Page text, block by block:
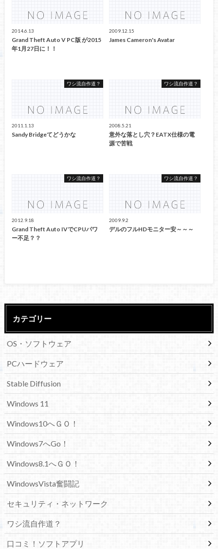
2014.6.13
Grand Theft Auto V PC版 が2015
年1月27日に！！
2009.12.15
James Cameron's Avatar
ワシ流自作道？
2011.1.13
Sandy Bridgeてどうかな
ワシ流自作道？
2008.5.21
意外な落とし穴？EATX仕様の電
源で苦戦
ワシ流自作道？
2012.9.18
Grand Theft Auto IVでCPUパワ
ー不足？？
ワシ流自作道？
2009.9.2
デルのフルHDモニター安～～～
カテゴリー
OS・ソフトウェア
PCハードウェア
Stable Diffusion
Windows 11
Windows10へＧＯ！
Windows7へGo！
Windows8.1へＧＯ！
WindowsVista奮闘記
セキュリティ・ネットワーク
ワシ流自作道？
口コミ！ソフトアプリ